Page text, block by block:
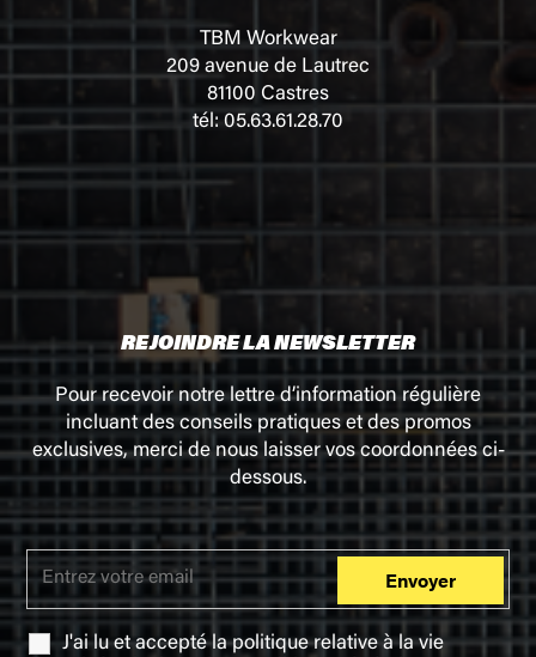
TBM Workwear
209 avenue de Lautrec
81100 Castres
tél: 05.63.61.28.70
REJOINDRE LA NEWSLETTER
Pour recevoir notre lettre d’information régulière
incluant des conseils pratiques et des promos
exclusives, merci de nous laisser vos coordonnées ci-
dessous.
J'ai lu et accepté lapolitique relative à la vie